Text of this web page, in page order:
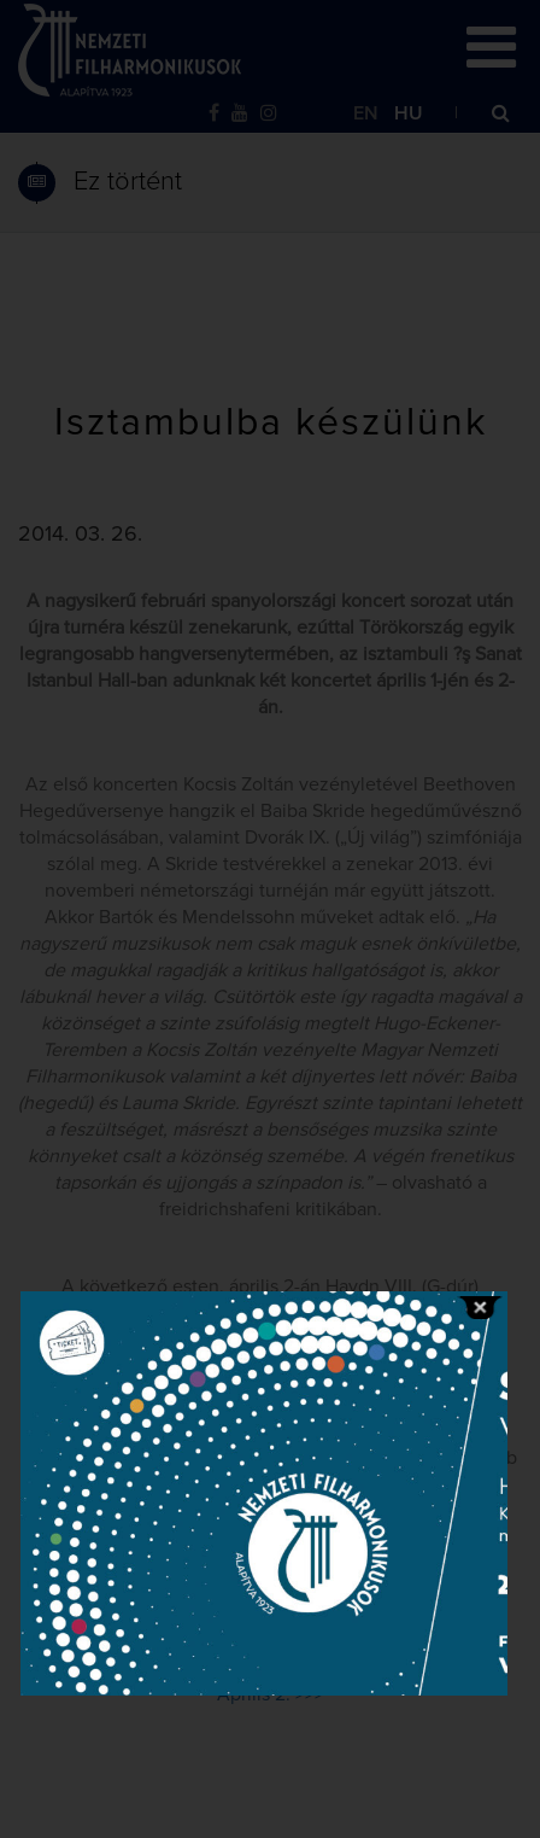
EN HU
Ez történt
Isztambulba készülünk
2014. 03. 26.
A nagysikerű februári spanyolországi koncert sorozat után
újra turnéra készül zenekarunk, ezúttal Törökország egyik
legrangosabb hangversenytermében, az isztambuli ?ş Sanat
Istanbul Hall-ban adunknak két koncertet április 1-jén és 2-
án.
Az első koncerten Kocsis Zoltán vezényletével Beethoven
Hegedűversenye hangzik el Baiba Skride hegedűművésznő
tolmácsolásában, valamint Dvorák IX. („Új világ”) szimfóniája
szólal meg. A Skride testvérekkel a zenekar 2013. évi
novemberi németországi turnéján már együtt játszott.
Akkor Bartók és Mendelssohn műveket adtak elő.
„Ha
nagyszerű muzsikusok nem csak maguk esnek önkívületbe,
de magukkal ragadják a kritikus hallgatóságot is, akkor
lábuknál hever a világ. Csütörtök este így ragadta magával a
közönséget a szinte zsúfolásig megtelt Hugo-Eckener-
Teremben a Kocsis Zoltán vezényelte Magyar Nemzeti
Filharmonikusok valamint a két díjnyertes lett nővér: Baiba
(hegedű) és Lauma Skride. Egyrészt szinte tapintani lehetett
a feszültséget, másrészt a bensőséges muzsika szinte
könnyeket csalt a közönség szemébe. A végén frenetikus
tapsorkán és ujjongás a színpadon is.” – olvasható a
freidrichshafeni kritikában.
A következő esten, április 2-án Haydn VIII. (G-dúr)
szimfóniája, Mozart G-dúr zongoraversenye csendül fel
Kocsis Zoltán zongora szólójával, majd Csajkovszkij
Manfréd szimfóniája zárja a programot.
A Nemzeti Filharmonikusok törökországi turnéját a
Konzertdirektion Schmid ügynökség szervezi, mellyel több
évtized óta kiváló az együttműködés. Legutóbb
szervezésükben tavaly novemberben Hollandiában,
Németországban, Ausztriában jártunk, márciusban pedig
Bogotában vettünk részt az ott először megrendezett
Beethoven-fesztiválon.
Április 1. >>>
Április 2. >>>